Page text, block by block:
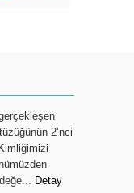
2’nci
Detay